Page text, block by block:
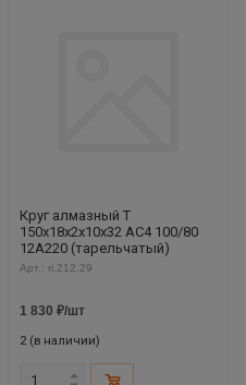
Круг алмазный Т
150х18х2х10х32 АС4 100/80
12А220 (тарельчатый)
Арт.: ri.212.29
1 830 ₽/шт
2 (в наличии)